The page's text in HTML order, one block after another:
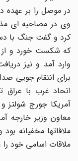
در موصل را بر عهده
وی در مصاحبه ای
کرد و گفت جنگ با
که شکست خورد و از
وارد آمد و نیز
برای انتقام جویی
اتحاد غرب با عراق
آمریکا جورج شولتز و
معاون وزیر خارجه
ملاقاتها مخفیانه
ملاقات اسامی خود را